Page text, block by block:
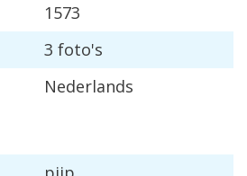
1573
3 foto's
Nederlands